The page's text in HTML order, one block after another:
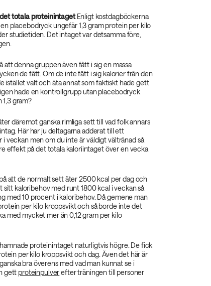
totala proteinintagetEnligt kostdagböckerna
placebodryck ungefär 1,3 gram protein per kilo
studietiden. Det intaget var detsamma före,
att denna gruppen även fått i sig en massa
de fått. Om de inte fått i sig kalorier från den
istället valt och äta annat som faktiskt hade gett
hade en kontrollgrupp utan placebodryck
gram?
däremot ganska rimliga sett till vad folk annars
Här har ju deltagarna adderat till ett
i veckan men om du inte är väldigt vältränad så
effekt på det totala kaloriintaget över en vecka
att de normalt sett äter 2500 kcal per dag och
sitt kaloribehov med runt 1800 kcal i veckan så
med 10 procent i kaloribehov. Då gemene man
per kilo kroppsvikt och så borde inte det
med mycket mer än 0,12 gram per kilo
proteinintaget naturligtvis högre. De fick
per kilo kroppsvikt och dag. Även det här är
bra överens med vad man kunnat se i
gett proteinpulverefter träningen till personer